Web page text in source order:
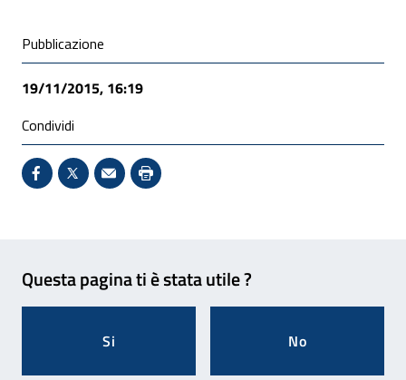
Condivisione social
Pubblicazione
19/11/2015, 16:19
Condividi
Condividi su Facebook - Sito esterno - Apertura in
X - Sito esterno - Apertura in nuova finestra
Invio Mail: apre il programma di posta
Stampa pagina: scelta meno
Questa pagina ti è stata utile ?
Si No